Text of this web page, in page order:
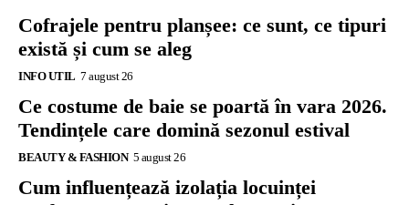
Cofrajele pentru planșee: ce sunt, ce tipuri
există și cum se aleg
INFO UTIL 7 august 26
Ce costume de baie se poartă în vara 2026.
Tendințele care domină sezonul estival
BEAUTY & FASHION 5 august 26
Cum influențează izolația locuinței